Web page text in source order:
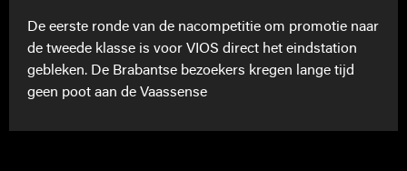
De eerste ronde van de nacompetitie om promotie naar
de tweede klasse is voor VIOS direct het eindstation
gebleken. De Brabantse bezoekers kregen lange tijd
geen poot aan de Vaassense